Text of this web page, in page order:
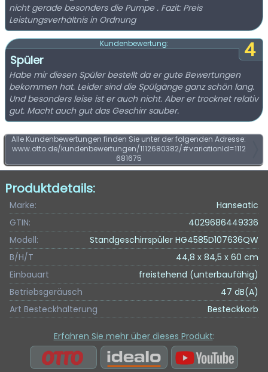
nicht gerade besonders die Pumpe . Fazit: Preis
Leistungsverhältnis in Ordnung
4
Kundenbewertung:
Spüler
Habe mir diesen Spüler bestellt da er gute Bewertungen
bekommen hat. Leider sind die Spülgänge ganz schön lang.
Und besonders leise ist er auch nicht. Aber er trocknet relativ
gut. Macht auch gut das Geschirr sauber.
Alle Kundenbewertungen finden Sie unter der folgenden Adresse:
www.otto.de/kundenbewertungen/1112680382/#variationId=1112
681675
Produktdetails:
Marke:
Hanseatic
GTIN:
4029686449336
Modell:
Standgeschirrspüler HG4585D107636QW
B/H/T
44,8 x 84,5 x 60 cm
Einbauart
freistehend (unterbaufähig)
Betriebsgeräusch
47 dB(A)
Art Besteckhalterung
Besteckkorb
Erfahren Sie mehr über dieses Produkt: